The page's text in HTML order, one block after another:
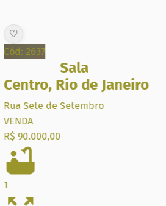
♡
Cód: 2637
Sala
Centro, Rio de Janeiro
Rua Sete de Setembro
VENDA
R$ 90.000,00
1